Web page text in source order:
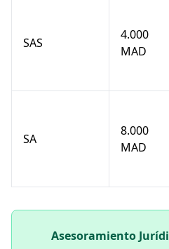
SAS
4.000
MAD
SA
8.000
MAD
Asesoramiento